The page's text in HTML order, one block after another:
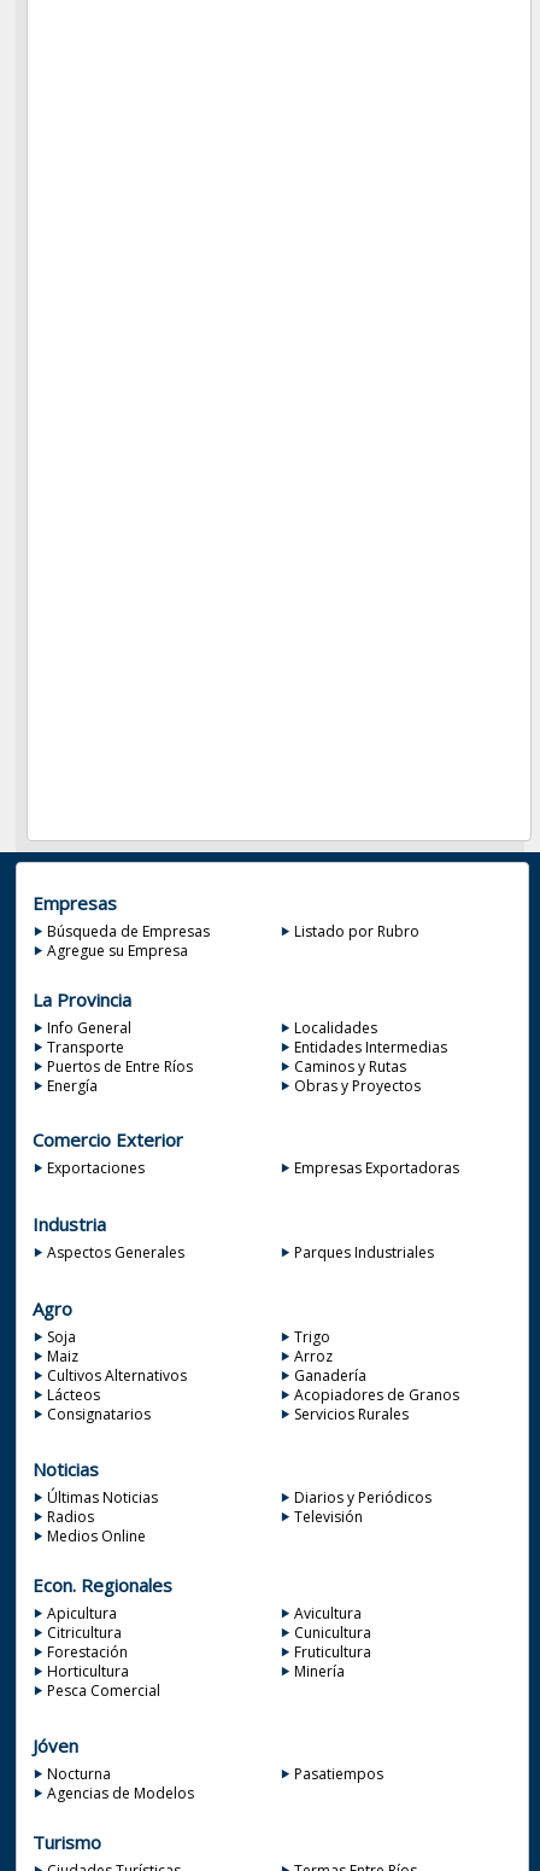
Empresas
Búsqueda de Empresas
Listado por Rubro
Agregue su Empresa
La Provincia
Info General
Localidades
Transporte
Entidades Intermedias
Puertos de Entre Ríos
Caminos y Rutas
Energía
Obras y Proyectos
Comercio Exterior
Exportaciones Empresas Exportadoras
Industria
Aspectos Generales Parques Industriales
Agro
Soja
Trigo
Maiz
Arroz
Cultivos Alternativos
Ganadería
Lácteos
Acopiadores de Granos
Consignatarios
Servicios Rurales
Noticias
Últimas Noticias
Diarios y Periódicos
Radios
Televisión
Medios Online
Econ. Regionales
Apicultura
Avicultura
Citricultura
Cunicultura
Forestación
Fruticultura
Horticultura
Minería
Pesca Comercial
Jóven
Nocturna
Pasatiempos
Agencias de Modelos
Turismo